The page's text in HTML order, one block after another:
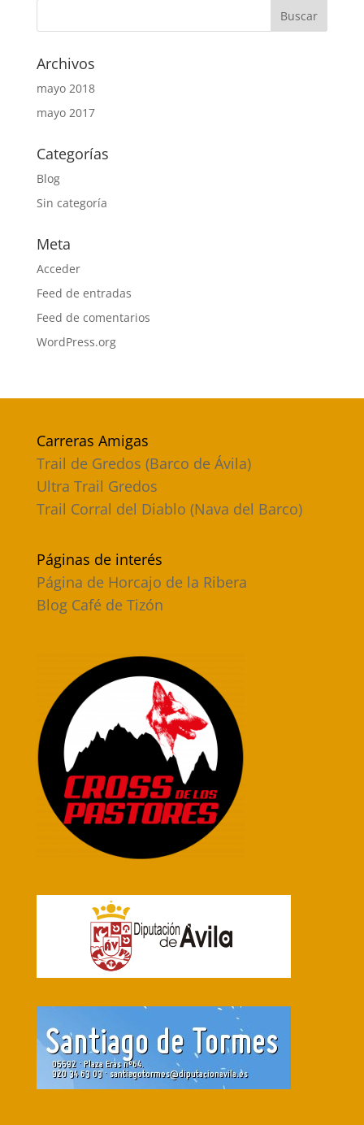
Archivos
mayo 2018
mayo 2017
Categorías
Blog
Sin categoría
Meta
Acceder
Feed de entradas
Feed de comentarios
WordPress.org
Carreras Amigas
Trail de Gredos (Barco de Ávila)
Ultra Trail Gredos
Trail Corral del Diablo (Nava del Barco)
Páginas de interés
Página de Horcajo de la Ribera
Blog Café de Tizón